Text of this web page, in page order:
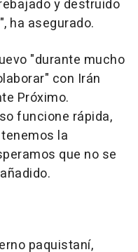
y destruido
ha asegurado.
"durante mucho
con Irán
Próximo.
funcione rápida,
la
que no se
paquistaní,